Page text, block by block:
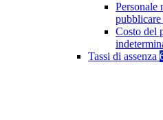
Personale
Costo del
Tassi di assenza